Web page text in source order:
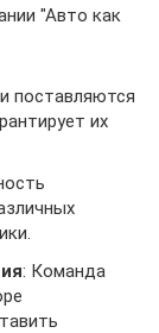
"Авто как
поставляются
их
: Команда